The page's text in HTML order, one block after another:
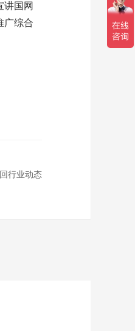
讲国网
广综合
行业动态